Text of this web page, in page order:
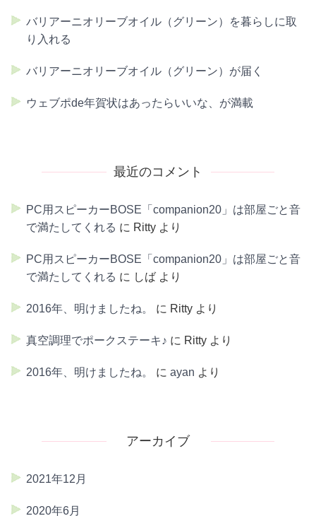
バリアーニオリーブオイル（グリーン）を暮らしに取
り入れる
バリアーニオリーブオイル（グリーン）が届く
ウェブポde年賀状はあったらいいな、が満載
最近のコメント
PC用スピーカーBOSE「companion20」は部屋ごと音
で満たしてくれる に Ritty より
PC用スピーカーBOSE「companion20」は部屋ごと音
で満たしてくれる に しば より
2016年、明けましたね。 に Ritty より
真空調理でポークステーキ♪ に Ritty より
2016年、明けましたね。 に ayan より
アーカイブ
2021年12月
2020年6月